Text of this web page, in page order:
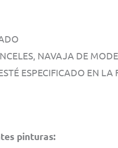
NAVAJA DE
ESPECIFICADO EN LA
pinturas: